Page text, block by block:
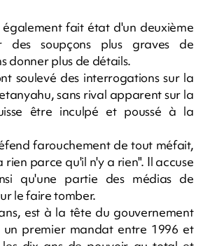
également fait état d'un deuxième
des soupçons plus graves de
donner plus de détails.
soulevé des interrogations sur la
sans rival apparent sur la
être inculpé et poussé à la
farouchement de tout méfait,
parce qu'il n'y a rien". Il accuse
qu'une partie des médias de
le faire tomber.
est à la tête du gouvernement
un premier mandat entre 1996 et